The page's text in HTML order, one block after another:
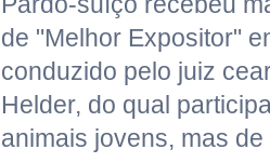
de "Melhor Expositor"
conduzido pelo juiz
Helder, do qual
animais jovens, mas